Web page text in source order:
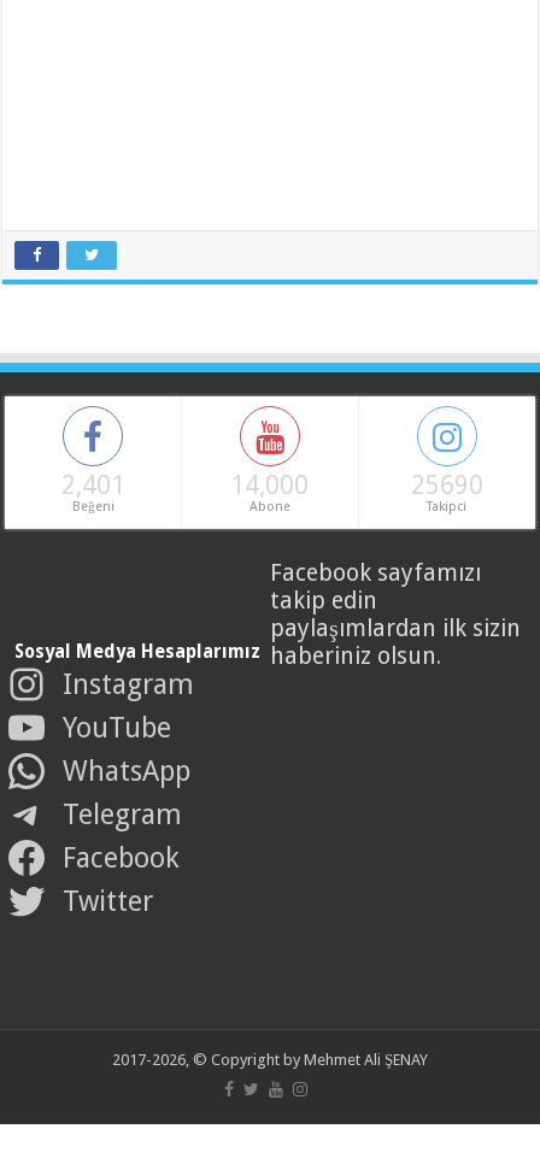
2,401
Beğeni
14,000
Abone
25690
Takipci
Sosyal Medya Hesaplarımız
Instagram
YouTube
WhatsApp
Telegram
Facebook
Twitter
Facebook sayfamızı
takip edin
paylaşımlardan ilk sizin
haberiniz olsun.
2017-2026, © Copyright by Mehmet Ali ŞENAY